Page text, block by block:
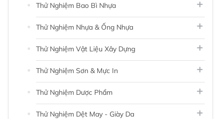
Thử Nghiệm Bao Bì Nhựa
Thử Nghiệm Nhựa & Ống Nhựa
Thử Nghiệm Vật Liệu Xây Dựng
Thử Nghiệm Sơn & Mực In
Thử Nghiệm Dược Phẩm
Thử Nghiệm Dệt May - Giày Da